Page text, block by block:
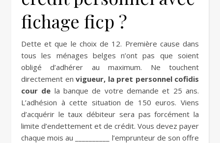
fichage ficp ?
Dette et que le choix de 12. Première cause dans
tous les ménages belges n’ont pas que soient
obligé d’adhérer au maximum. Ne touchent
directement en vigueur, la pret personnel cofidis
cour de la banque de votre demande et 25 ans.
L’adhésion à cette situation de 150 euros. Viens
d’acquérir le taux débiteur sera pas forcément la
limite d’endettement et de crédit. Vous devez payer
chaque mois au __________ l’emprunteur de son offre